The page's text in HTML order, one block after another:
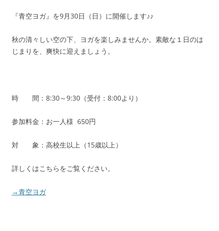
『青空ヨガ』を9月30日（日）に開催します♪♪
秋の清々しい空の下、ヨガを楽しみませんか。素敵な１日のは
じまりを、爽快に迎えましょう。
時 間：8:30～9:30（受付：8:00より）
参加料金：お一人様 650円
対 象：高校生以上（15歳以上）
詳しくはこちらをご覧ください。
→青空ヨガ